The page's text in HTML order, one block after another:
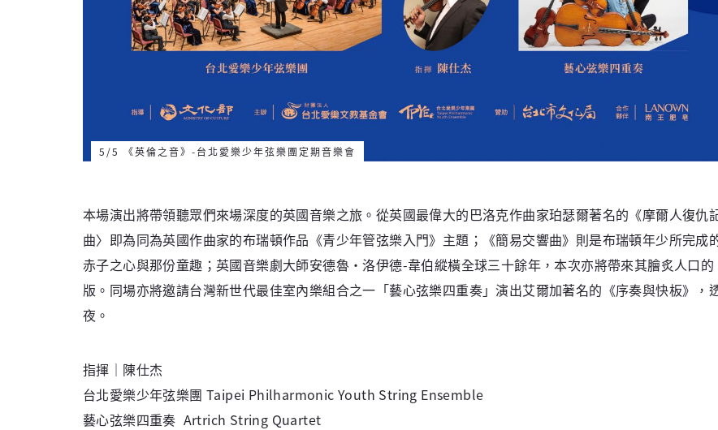
5/5 《英倫之音》-台北愛樂少年弦樂團定期音樂會
本場演出將帶領聽眾們來場深度的英國音樂之旅。從英國最偉大的巴洛克作曲家珀瑟爾著名的《摩爾人復
曲〉即為同為英國作曲家的布瑞頓作品《青少年管弦樂入門》主題；《簡易交響曲》則是布瑞頓年少所完
赤子之心與那份童趣；英國音樂劇大師安德魯・洛伊德-韋伯縱橫全球三十餘年，本次亦將帶來其膾炙人口
版。同場亦將邀請台灣新世代最佳室內樂組合之一「藝心弦樂四重奏」演出艾爾加著名的《序奏與快板》
夜。
指揮｜陳仕杰
台北愛樂少年弦樂團 Taipei Philharmonic Youth String Ensemble
藝心弦樂四重奏 Artrich String Quartet